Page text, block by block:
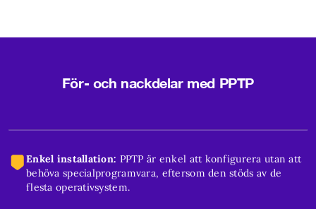
För- och nackdelar med PPTP
Enkel installation: PPTP är enkel att konfigurera utan att
behöva specialprogramvara, eftersom den stöds av de
flesta operativsystem.